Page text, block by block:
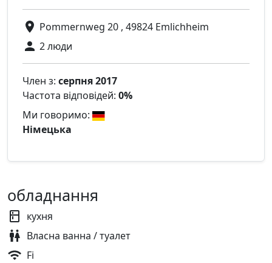
Pommernweg 20 , 49824 Emlichheim
2 люди
Член з: серпня 2017
Частота відповідей: 0%
Ми говоримо:
Німецька
обладнання
кухня
Власна ванна / туалет
Fi